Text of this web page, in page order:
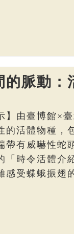
的脈動
】由臺博館×
的活體物種，
帶有威嚇性蛇
「時令活體介
感受蝶蛾振翅